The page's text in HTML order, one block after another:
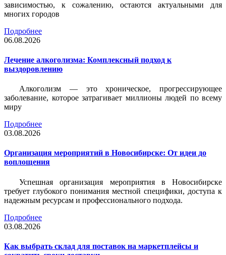
зависимостью, к сожалению, остаются актуальными для
многих городов
Подробнее
06.08.2026
Лечение алкоголизма: Комплексный подход к
выздоровлению
Алкоголизм — это хроническое, прогрессирующее
заболевание, которое затрагивает миллионы людей по всему
миру
Подробнее
03.08.2026
Организация мероприятий в Новосибирске: От идеи до
воплощения
Успешная организация мероприятия в Новосибирске
требует глубокого понимания местной специфики, доступа к
надежным ресурсам и профессионального подхода.
Подробнее
03.08.2026
Как выбрать склад для поставок на маркетплейсы и